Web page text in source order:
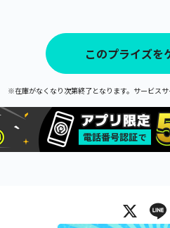
このプライズを
※在庫がなくなり次第終了となります。サービス
X